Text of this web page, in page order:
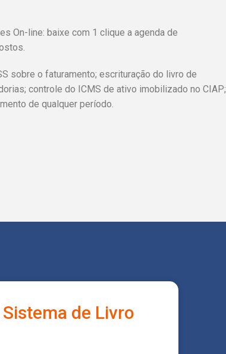
On-line: baixe com 1 clique a agenda de
sobre o faturamento; escrituração do livro de
controle do ICMS de ativo imobilizado no CIAP;
de qualquer período.
de Livro